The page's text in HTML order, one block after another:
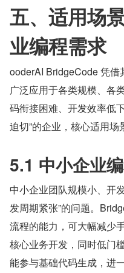
五、适用场
业编程需求
ooderAI BridgeCode 凭
广泛应用于各类规模、各
码衔接困难、开发效率低
迫切”的企业，核心适用场
5.1 中小企业
中小企业团队规模小、开
发周期紧张”的问题。
流程的能力，可大幅减少
核心业务开发，同时低门
能参与基础代码生成，进